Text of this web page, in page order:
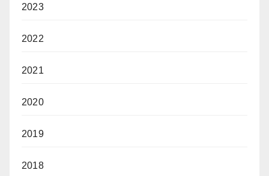
2023
2022
2021
2020
2019
2018